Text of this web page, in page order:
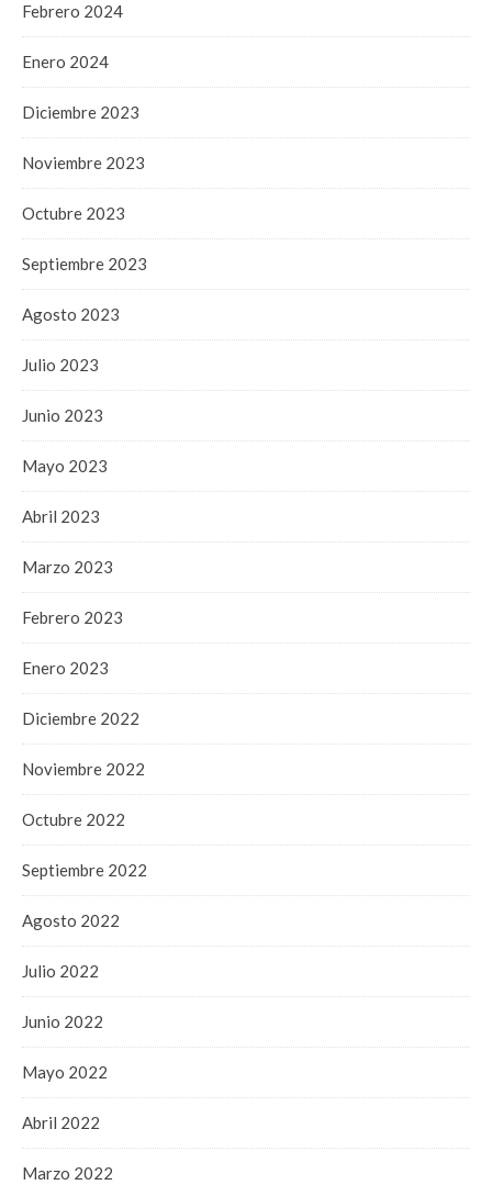
Febrero 2024
Enero 2024
Diciembre 2023
Noviembre 2023
Octubre 2023
Septiembre 2023
Agosto 2023
Julio 2023
Junio 2023
Mayo 2023
Abril 2023
Marzo 2023
Febrero 2023
Enero 2023
Diciembre 2022
Noviembre 2022
Octubre 2022
Septiembre 2022
Agosto 2022
Julio 2022
Junio 2022
Mayo 2022
Abril 2022
Marzo 2022